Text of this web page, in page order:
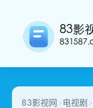
83影视网>电视剧>